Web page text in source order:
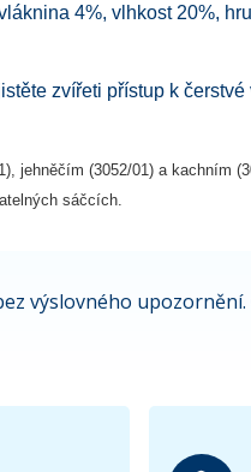
4%, vlhkost 20%,
zvířeti přístup k
jehněčím (3052/01) a kachním
sáčcích.
výslovného